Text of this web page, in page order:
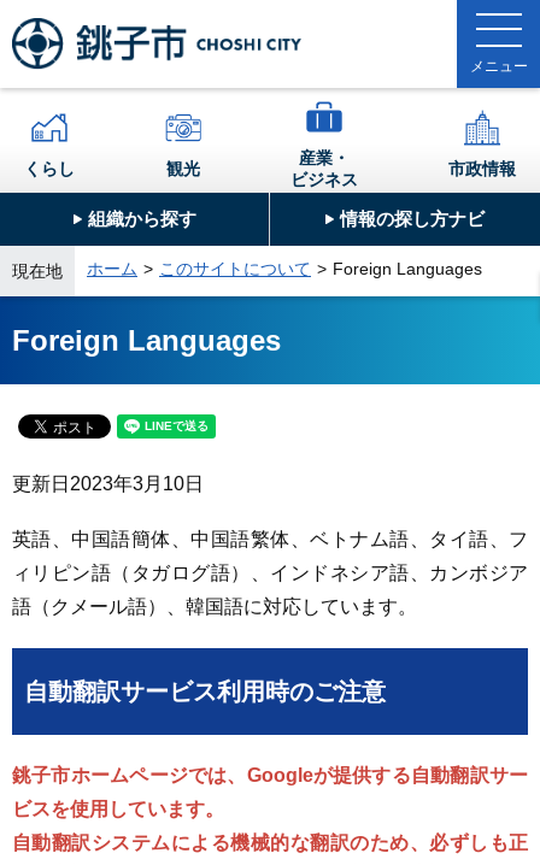
組織から探す 情報の探し方ナビ
くらし 観光
産業・
ビジネス
市政情報
現在地 ホーム このサイトについて Foreign Languages
Foreign Languages
更新日 2023年3月10日
英語、中国語簡体、中国語繁体、ベトナム語、タイ語、フ
ィリピン語（タガログ語）、インドネシア語、カンボジア
語（クメール語）、韓国語に対応しています。
自動翻訳サービス利用時のご注意
銚子市ホームページでは、Googleが提供する自動翻訳サー
ビスを使用しています。
自動翻訳システムによる機械的な翻訳のため、必ずしも正